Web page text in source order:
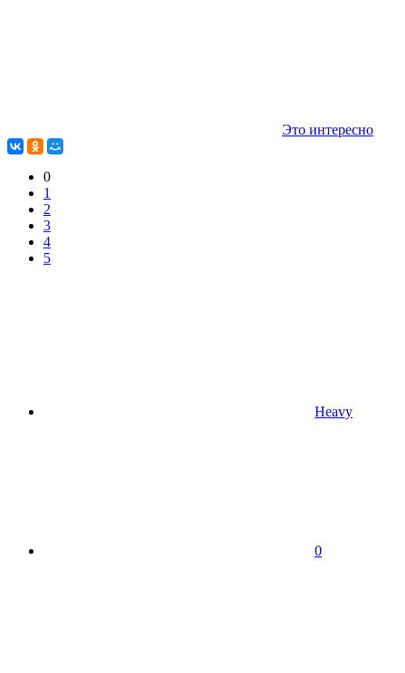
Это интересно
0
1
2
3
4
5
Heavy
0